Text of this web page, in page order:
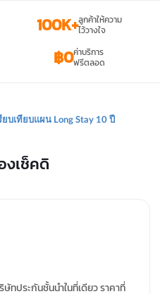
100K+ลูกค้าให้ความ
ไว้วางใจ
฿0ค่าบริการ
ฟรีตลอด
บเทียบแผน Long Stay 10 ปี
งเช็คดิ
ทประกันชั้นนำในที่เดียว ราคาที่